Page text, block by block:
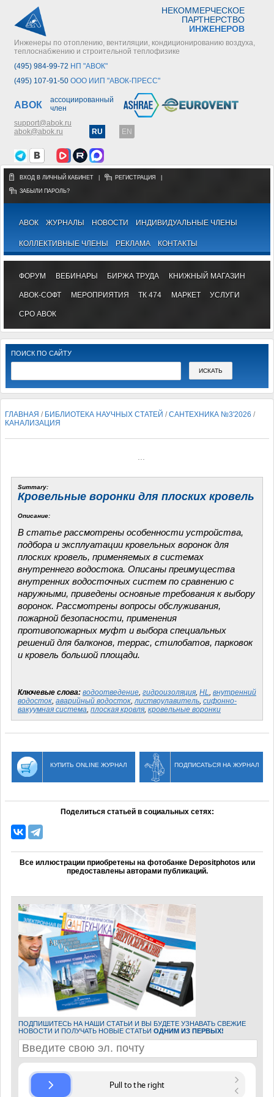
НЕКОММЕРЧЕСКОЕ
ПАРТНЕРСТВО
ИНЖЕНЕРОВ
Инженеры по отоплению, вентиляции, кондиционированию воздуха,
теплоснабжению и строительной теплофизике
(495) 984-99-72 НП "АВОК"
(495) 107-91-50 ООО ИИП "АВОК-ПРЕСС"
АВОК
ассоциированный
член
support@abok.ru
abok@abok.ru
RU EN
ВХОД В ЛИЧНЫЙ КАБИНЕТ РЕГИСТРАЦИЯ
ЗАБЫЛИ ПАРОЛЬ?
АВОК ЖУРНАЛЫ НОВОСТИ ИНДИВИДУАЛЬНЫЕ ЧЛЕНЫ
КОЛЛЕКТИВНЫЕ ЧЛЕНЫ РЕКЛАМА КОНТАКТЫ
ФОРУМ ВЕБИНАРЫ БИРЖА ТРУДА КНИЖНЫЙ МАГАЗИН
АВОК-СОФТ МЕРОПРИЯТИЯ ТК 474 МАРКЕТ УСЛУГИ
СРО АВОК
ПОИСК ПО САЙТУ
ГЛАВНАЯ / БИБЛИОТЕКА НАУЧНЫХ СТАТЕЙ /САНТЕХНИКА №3'2026 /
КАНАЛИЗАЦИЯ
Summary:
Кровельные воронки для плоских кровель
Описание:
В статье рассмотрены особенности устройства,
подбора и эксплуатации кровельных воронок для
плоских кровель, применяемых в системах
внутреннего водостока. Описаны преимущества
внутренних водосточных систем по сравнению с
наружными, приведены основные требования к выбору
воронок. Рассмотрены вопросы обслуживания,
пожарной безопасности, применения
противопожарных муфт и выбора специальных
решений для балконов, террас, стилобатов, парковок
и кровель большой площади.
Ключевые слова: водоотведение, гидроизоляция, HL, внутренний
водосток, аварийный водосток,листвоулавитель, сифонно-
вакуумная система, плоская кровля, кровельные воронки
КУПИТЬ ONLINE ЖУРНАЛ ПОДПИСАТЬСЯ НА ЖУРНАЛ
Поделиться статьей в социальных сетях:
Все иллюстрации приобретены на фотобанке Depositphotos или
предоставлены авторами публикаций.
ПОДПИШИТЕСЬ НА НАШИ СТАТЬИ И ВЫ БУДЕТЕ УЗНАВАТЬ СВЕЖИЕ
НОВОСТИ И ПОЛУЧАТЬ НОВЫЕ СТАТЬИ ОДНИМ ИЗ ПЕРВЫХ!